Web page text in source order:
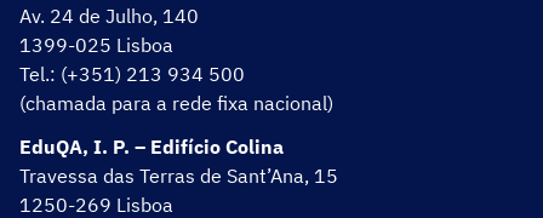
Av. 24 de Julho, 140
1399-025 Lisboa
Tel.: (+351) 213 934 500
(chamada para a rede fixa nacional)
EduQA, I. P. – Edifício Colina
Travessa das Terras de Sant’Ana, 15
1250-269 Lisboa